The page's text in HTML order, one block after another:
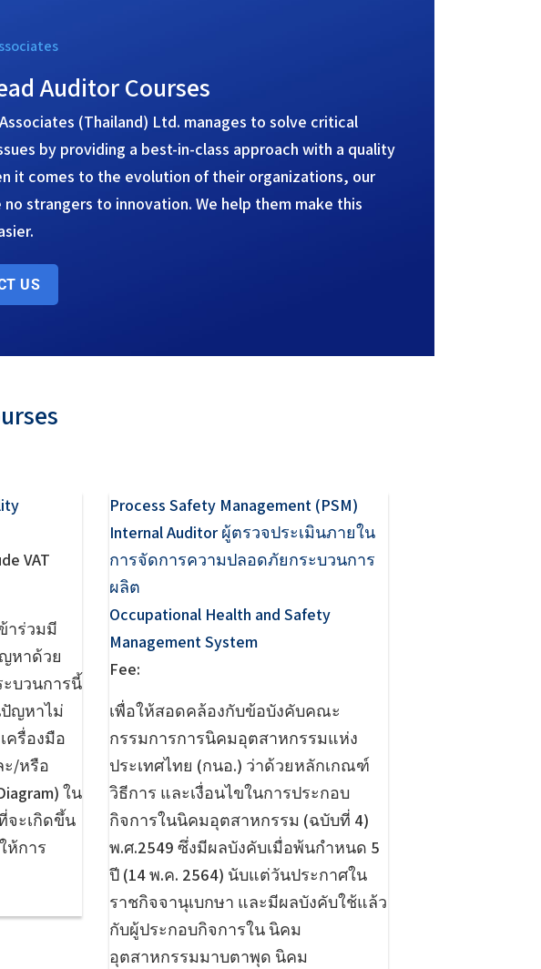
Auditor Courses
(Thailand) Ltd. manages to solve critical
by providing a best-in-class approach with a quality
it comes to the evolution of their organizations, our
no strangers to innovation. We help them make this
US
VAT
าร่วมมี
หาด้วย
ะบวนการนี้
ญหาไม่
ครื่องมือ
ะ/หรือ
ใน
จะเกิดขึ้น
ห้การ
Process Safety Management (PSM)
Internal Auditor ผู้ตรวจประเมินภายใน
การจัดการความปลอดภัยกระบวนการ
ผลิต
Occupational Health and Safety
Management System
Fee:
เพื่อให้สอดคล้องกับข้อบังคับคณะ
กรรมการการนิคมอุตสาหกรรมแห่ง
ประเทศไทย (กนอ.) ว่าด้วยหลักเกณฑ์
วิธีการ และเงื่อนไขในการประกอบ
กิจการในนิคมอุตสาหกรรม (ฉบับที่ 4)
พ.ศ.2549 ซึ่งมีผลบังคับเมื่อพ้นกำหนด 5
ปี (14 พ.ค. 2564) นับแต่วันประกาศใน
ราชกิจจานุเบกษา และมีผลบังคับใช้แล้ว
กับผู้ประกอบกิจการใน นิคม
อุตสาหกรรมมาบตาพุด นิคม